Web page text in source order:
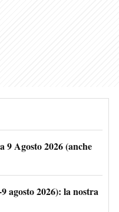
9 Agosto 2026 (anche
agosto 2026): la nostra